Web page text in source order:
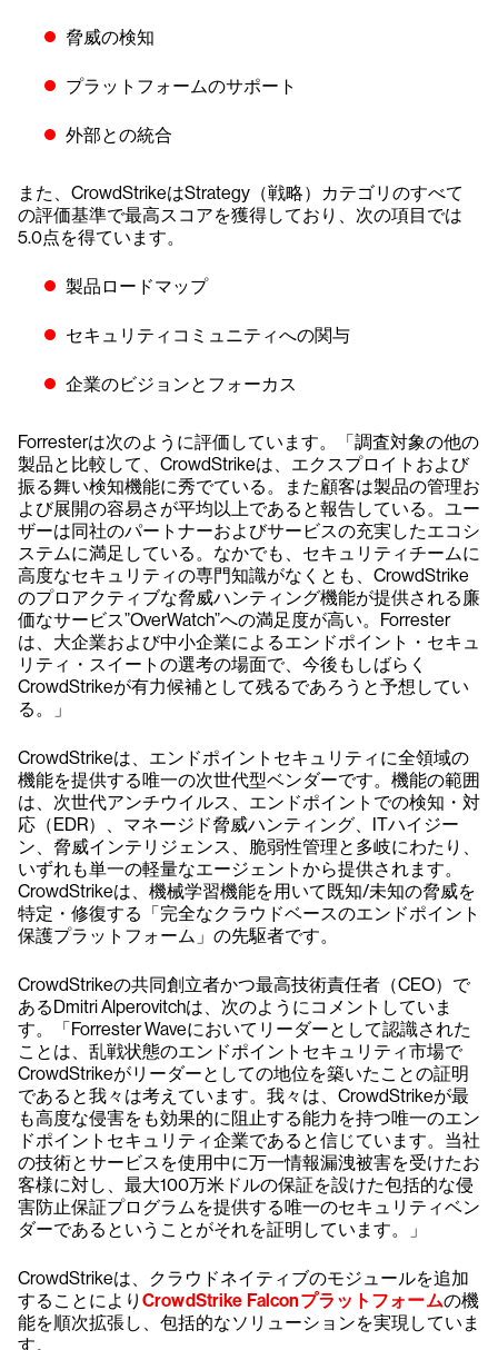
脅威の検知
プラットフォームのサポート
外部との統合
また、CrowdStrikeはStrategy（戦略）カテゴリのすべて
の評価基準で最高スコアを獲得しており、次の項目では
5.0点を得ています。
製品ロードマップ
セキュリティコミュニティへの関与
企業のビジョンとフォーカス
Forresterは次のように評価しています。「調査対象の他の
製品と比較して、CrowdStrikeは、エクスプロイトおよび
振る舞い検知機能に秀でている。また顧客は製品の管理お
よび展開の容易さが平均以上であると報告している。ユー
ザーは同社のパートナーおよびサービスの充実したエコシ
ステムに満足している。なかでも、セキュリティチームに
高度なセキュリティの専門知識がなくとも、CrowdStrike
のプロアクティブな脅威ハンティング機能が提供される廉
価なサービス”OverWatch”への満足度が高い。Forrester
は、大企業および中小企業によるエンドポイント・セキュ
リティ・スイートの選考の場面で、今後もしばらく
CrowdStrikeが有力候補として残るであろうと予想してい
る。」
CrowdStrikeは、エンドポイントセキュリティに全領域の
機能を提供する唯一の次世代型ベンダーです。機能の範囲
は、次世代アンチウイルス、エンドポイントでの検知・対
応（EDR）、マネージド脅威ハンティング、ITハイジー
ン、脅威インテリジェンス、脆弱性管理と多岐にわたり、
いずれも単一の軽量なエージェントから提供されます。
CrowdStrikeは、機械学習機能を用いて既知/未知の脅威を
特定・修復する「完全なクラウドベースのエンドポイント
保護プラットフォーム」の先駆者です。
CrowdStrikeの共同創立者かつ最高技術責任者（CEO）で
あるDmitri Alperovitchは、次のようにコメントしていま
す。「Forrester Waveにおいてリーダーとして認識された
ことは、乱戦状態のエンドポイントセキュリティ市場で
CrowdStrikeがリーダーとしての地位を築いたことの証明
であると我々は考えています。我々は、CrowdStrikeが最
も高度な侵害をも効果的に阻止する能力を持つ唯一のエン
ドポイントセキュリティ企業であると信じています。当社
の技術とサービスを使用中に万一情報漏洩被害を受けたお
客様に対し、最大100万米ドルの保証を設けた包括的な侵
害防止保証プログラムを提供する唯一のセキュリティベン
ダーであるということがそれを証明しています。」
CrowdStrikeは、クラウドネイティブのモジュールを追加
することにより CrowdStrike Falconプラットフォームの機
能を順次拡張し、包括的なソリューションを実現していま
す。